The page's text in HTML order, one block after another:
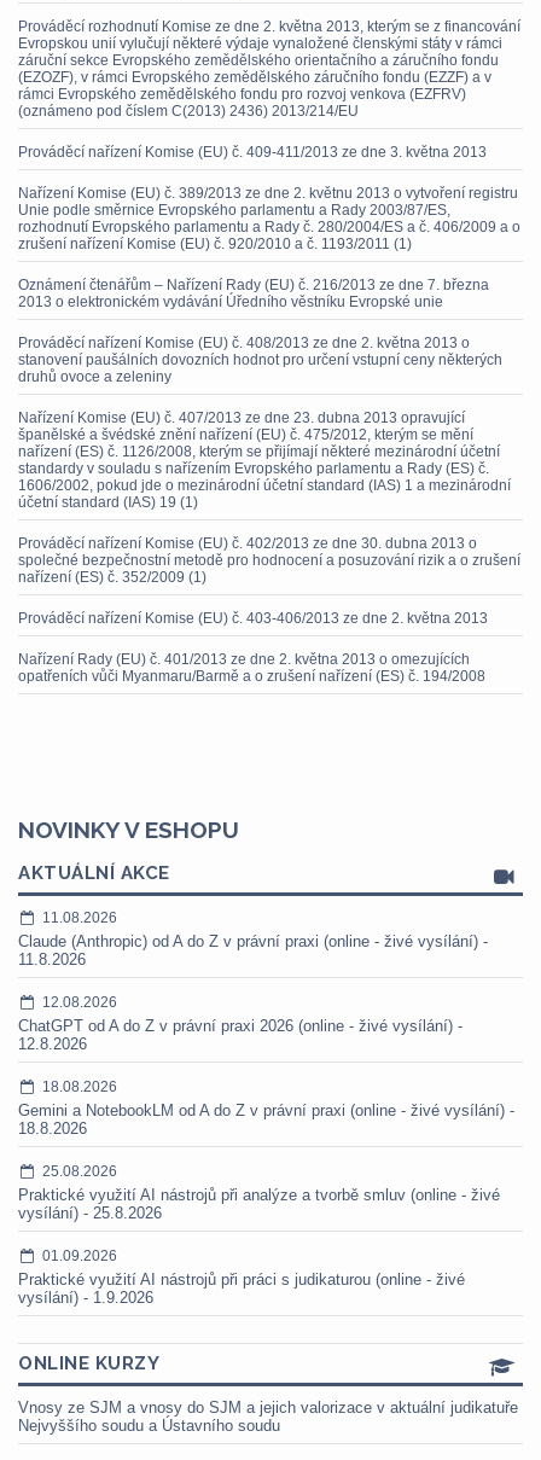
Prováděcí rozhodnutí Komise ze dne 2. května 2013, kterým se z financování
Evropskou unií vylučují některé výdaje vynaložené členskými státy v rámci
záruční sekce Evropského zemědělského orientačního a záručního fondu
(EZOZF), v rámci Evropského zemědělského záručního fondu (EZZF) a v
rámci Evropského zemědělského fondu pro rozvoj venkova (EZFRV)
(oznámeno pod číslem C(2013) 2436) 2013/214/EU
Prováděcí nařízení Komise (EU) č. 409-411/2013 ze dne 3. května 2013
Nařízení Komise (EU) č. 389/2013 ze dne 2. květnu 2013 o vytvoření registru
Unie podle směrnice Evropského parlamentu a Rady 2003/87/ES,
rozhodnutí Evropského parlamentu a Rady č. 280/2004/ES a č. 406/2009 a o
zrušení nařízení Komise (EU) č. 920/2010 a č. 1193/2011 (1)
Oznámení čtenářům – Nařízení Rady (EU) č. 216/2013 ze dne 7. března
2013 o elektronickém vydávání Úředního věstníku Evropské unie
Prováděcí nařízení Komise (EU) č. 408/2013 ze dne 2. května 2013 o
stanovení paušálních dovozních hodnot pro určení vstupní ceny některých
druhů ovoce a zeleniny
Nařízení Komise (EU) č. 407/2013 ze dne 23. dubna 2013 opravující
španělské a švédské znění nařízení (EU) č. 475/2012, kterým se mění
nařízení (ES) č. 1126/2008, kterým se přijímají některé mezinárodní účetní
standardy v souladu s nařízením Evropského parlamentu a Rady (ES) č.
1606/2002, pokud jde o mezinárodní účetní standard (IAS) 1 a mezinárodní
účetní standard (IAS) 19 (1)
Prováděcí nařízení Komise (EU) č. 402/2013 ze dne 30. dubna 2013 o
společné bezpečnostní metodě pro hodnocení a posuzování rizik a o zrušení
nařízení (ES) č. 352/2009 (1)
Prováděcí nařízení Komise (EU) č. 403-406/2013 ze dne 2. května 2013
Nařízení Rady (EU) č. 401/2013 ze dne 2. května 2013 o omezujících
opatřeních vůči Myanmaru/Barmě a o zrušení nařízení (ES) č. 194/2008
NOVINKY V ESHOPU
AKTUÁLNÍ AKCE
11.08.2026
Claude (Anthropic) od A do Z v právní praxi (online - živé vysílání) -
11.8.2026
12.08.2026
ChatGPT od A do Z v právní praxi 2026 (online - živé vysílání) -
12.8.2026
18.08.2026
Gemini a NotebookLM od A do Z v právní praxi (online - živé vysílání) -
18.8.2026
25.08.2026
Praktické využití AI nástrojů při analýze a tvorbě smluv (online - živé
vysílání) - 25.8.2026
01.09.2026
Praktické využití AI nástrojů při práci s judikaturou (online - živé
vysílání) - 1.9.2026
ONLINE KURZY
Vnosy ze SJM a vnosy do SJM a jejich valorizace v aktuální judikatuře
Nejvyššího soudu a Ústavního soudu